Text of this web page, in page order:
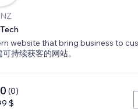
website that bring business to
可持续获客的网站。
(0)
$